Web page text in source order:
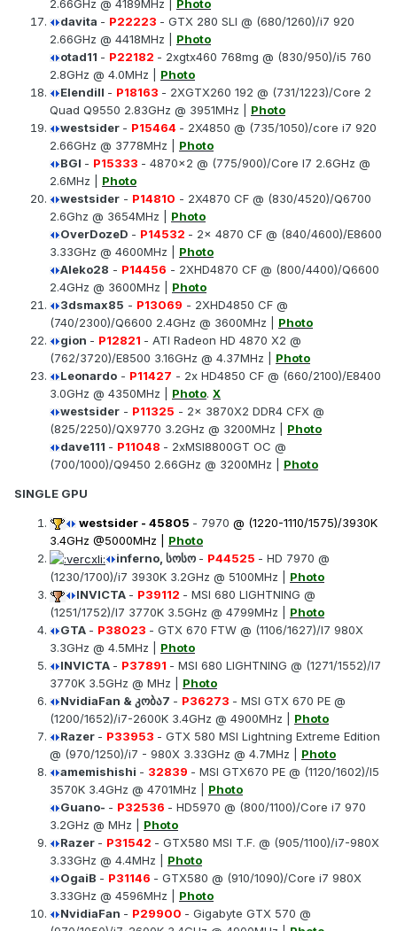
2.66GHz @ 4189MHz |
Photo
davita - P22223 - GTX 280 SLI @ (680/1260)/i7 920
2.66GHz @ 4418MHz | Photo
otad11 - P22182 - 2xgtx460 768mg @ (830/950)/i5 760
2.8GHz @ 4.0MHz | Photo
Elendill - P18163 - 2XGTX260 192 @ (731/1223)/Core 2
Quad Q9550 2.83GHz @ 3951MHz | Photo
westsider - P15464 - 2X4850 @ (735/1050)/core i7 920
2.66GHz @ 3778MHz | Photo
BGI - P15333 - 4870x2 @ (775/900)/Core I7 2.6GHz @
2.6MHz | Photo
westsider - P14810 - 2X4870 CF @ (830/4520)/Q6700
2.6Ghz @ 3654MHz | Photo
OverDozeD - P14532 - 2x 4870 CF @ (840/4600)/E8600
3.33GHz @ 4600MHz | Photo
Aleko28 - P14456 - 2XHD4870 CF @ (800/4400)/Q6600
2.4GHz @ 3600MHz | Photo
3dsmax85 - P13069 - 2XHD4850 CF @
(740/2300)/Q6600 2.4GHz @ 3600MHz | Photo
gion - P12821 - ATI Radeon HD 4870 X2 @
(762/3720)/E8500 3.16GHz @ 4.37MHz | Photo
Leonardo - P11427 - 2x HD4850 CF @ (660/2100)/E8400
3.0GHz @ 4350MHz | Photo. X
westsider - P11325 - 2x 3870X2 DDR4 CFX @
(825/2250)/QX9770 3.2GHz @ 3200MHz | Photo
dave111 - P11048 - 2xMSI8800GT OC @
(700/1000)/Q9450 2.66GHz @ 3200MHz | Photo
SINGLE GPU
westsider - 45805 - 7970 @ (1220-1110/1575)/3930K
3.4GHz @5000MHz | Photo
inferno, სოსო - P44525 - HD 7970 @
(1230/1700)/i7 3930K 3.2GHz @ 5100MHz | Photo
INVICTA - P39112 - MSI 680 LIGHTNING @
(1251/1752)/I7 3770K 3.5GHz @ 4799MHz | Photo
GTA - P38023 - GTX 670 FTW @ (1106/1627)/I7 980X
3.3GHz @ 4.5MHz | Photo
INVICTA - P37891 - MSI 680 LIGHTNING @ (1271/1552)/I7
3770K 3.5GHz @ MHz | Photo
NvidiaFan & კობა7 - P36273 - MSI GTX 670 PE @
(1200/1652)/i7-2600K 3.4GHz @ 4900MHz | Photo
Razer - P33953 - GTX 580 MSI Lightning Extreme Edition
@ (970/1250)/i7 - 980X 3.33GHz @ 4.7MHz | Photo
amemishishi - 32839 - MSI GTX670 PE @ (1120/1602)/I5
3570K 3.4GHz @ 4701MHz | Photo
Guano- - P32536 - HD5970 @ (800/1100)/Core i7 970
3.2GHz @ MHz | Photo
Razer - P31542 - GTX580 MSI T.F. @ (905/1100)/i7-980X
3.33GHz @ 4.4MHz | Photo
OgaiB - P31146 - GTX580 @ (910/1090)/Core i7 980X
3.33GHz @ 4596MHz | Photo
NvidiaFan - P29900 - Gigabyte GTX 570 @